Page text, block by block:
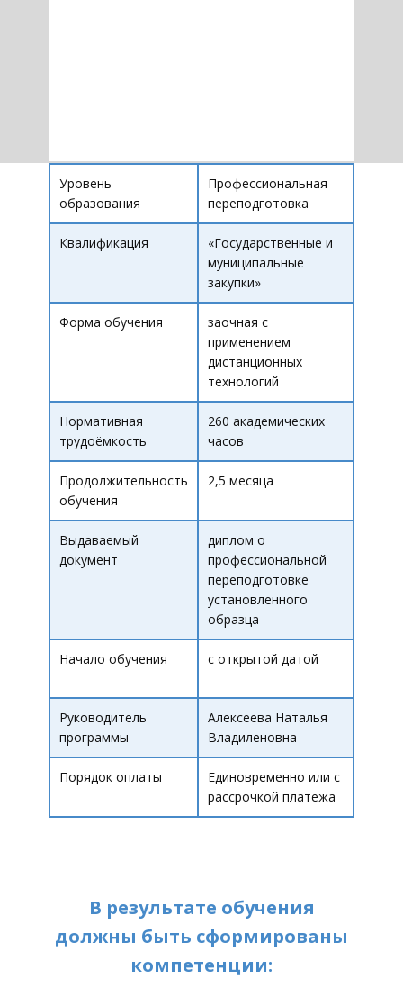
Уровень
образования
Профессиональная
переподготовка
Квалификация
«​Государственные и
муниципальные
закупки»
Форма обучения
заочная с
применением
дистанционных
технологий
Нормативная
трудоёмкость
260 академических
часов
Продолжительность
обучения
2,5 месяца
Выдаваемый
документ
диплом о
профессиональной
переподготовке
установленного
образца
Начало обучения с открытой датой
Руководитель
программы
Алексеева Наталья
Владиленовна
Порядок оплаты
Единовременно или с
рассрочкой платежа
В результате обучения
должны быть сформированы
компетенции: